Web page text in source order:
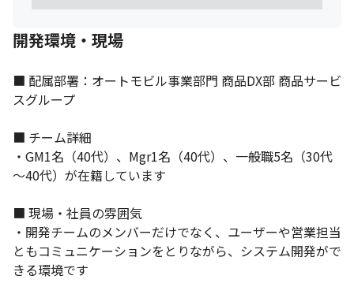
働きやすい環境を整えています。
開発環境・現場
■ 配属部署：オートモビル事業部門 商品DX部 商品サービ
スグループ
■ チーム詳細
・GM1名（40代）、Mgr1名（40代）、一般職5名（30代
～40代）が在籍しています
■ 現場・社員の雰囲気
・開発チームのメンバーだけでなく、ユーザーや営業担当
ともコミュニケーションをとりながら、システム開発がで
きる環境です